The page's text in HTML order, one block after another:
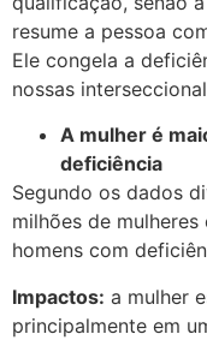
resume a pessoa
Ele congela a
nossas
A mulher é
deficiência
Segundo os dados
milhões de
homens com
Impactos: a mulher
principalmente em